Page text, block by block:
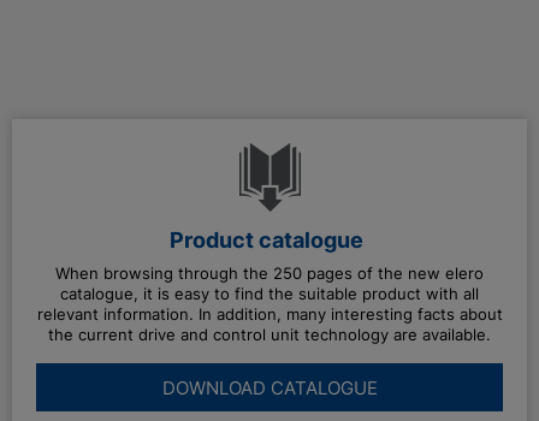
Product catalogue
When browsing through the 250 pages of the new elero
catalogue, it is easy to find the suitable product with all
relevant information. In addition, many interesting facts about
the current drive and control unit technology are available.
DOWNLOAD CATALOGUE